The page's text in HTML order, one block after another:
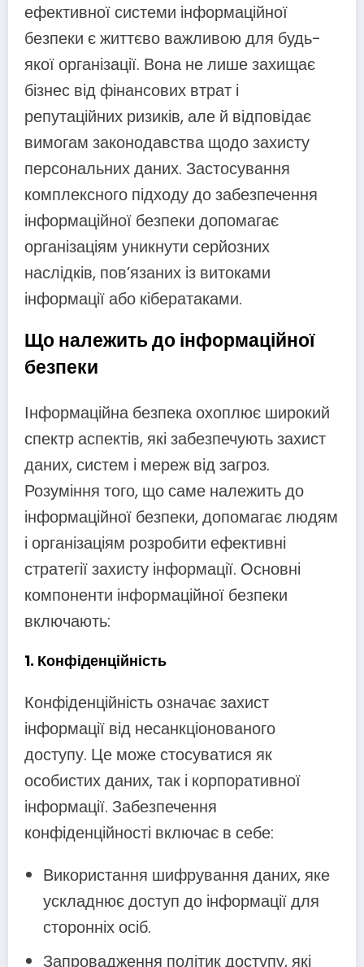
ефективної системи інформаційної
безпеки є життєво важливою для будь-
якої організації. Вона не лише захищає
бізнес від фінансових втрат і
репутаційних ризиків, але й відповідає
вимогам законодавства щодо захисту
персональних даних. Застосування
комплексного підходу до забезпечення
інформаційної безпеки допомагає
організаціям уникнути серйозних
наслідків, пов’язаних із витоками
інформації або кібератаками.
Що належить до інформаційної
безпеки
Інформаційна безпека охоплює широкий
спектр аспектів, які забезпечують захист
даних, систем і мереж від загроз.
Розуміння того, що саме належить до
інформаційної безпеки, допомагає людям
і організаціям розробити ефективні
стратегії захисту інформації. Основні
компоненти інформаційної безпеки
включають:
1. Конфіденційність
Конфіденційність означає захист
інформації від несанкціонованого
доступу. Це може стосуватися як
особистих даних, так і корпоративної
інформації. Забезпечення
конфіденційності включає в себе:
Використання шифрування даних, яке
ускладнює доступ до інформації для
сторонніх осіб.
Запровадження політик доступу, які